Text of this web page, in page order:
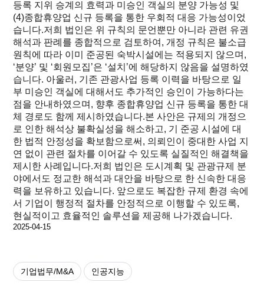
등록 지위 승계의 효력과 미승인 객실의 분양 가능성 및
(4)종합휴양업 신규 등록을 통한 우회적 대응 가능성이었
습니다.저희 법인은 위 규칙의 문언뿐만 아니라 관련 유권
해석과 판례를 종합적으로 검토하여, 개정 규칙은 불소급
원칙에 따라 이미 준공된 숙박시설에는 적용되지 않으며,
‘분양’ 및 ‘회원모집’은 ‘설치’에 해당하지 않음을 설명하였
습니다. 아울러, 기존 관광사업 등록 이력을 바탕으로 일
부 미승인 객실에 대해서도 추가적인 승인이 가능하다는
점을 안내하였으며, 향후 종합휴양업 신규 등록을 통한 대
체 경로도 함께 제시하였습니다.본 사안은 규제의 개정으
로 인한 해석상 불확실성을 해소하고, 기 준공 시설에 대
한 법적 안정성을 확보함으로써, 의뢰인이 중대한 사업 지
연 없이 관련 절차를 이어갈 수 있도록 실질적인 해결책을
제시한 사례입니다.저희 법인은 도시계획 및 관광규제 분
야에서도 정교한 해석과 대안을 바탕으로 한 신속한 대응
력을 보유하고 있습니다. 앞으로도 복잡한 규제 환경 속에
서 기업이 행정적 절차를 안정적으로 이행할 수 있도록,
현실적이고 효율적인 솔루션을 제공해 나가겠습니다.
2025-04-15
기업법무/M&A 인공지능